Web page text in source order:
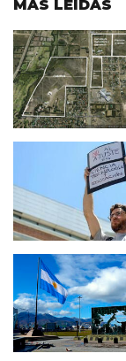
MÁS LEÍDAS
Imagen
Imagen